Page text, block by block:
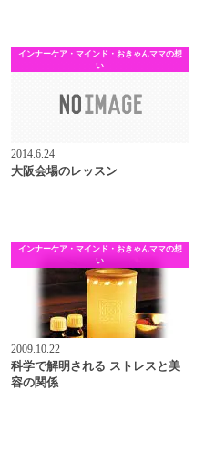
インナーケア・マインド・おきゃんママの想
い
2014.6.24
大阪会場のレッスン
インナーケア・マインド・おきゃんママの想
い
2009.10.22
科学で解明される ストレスと美
容の関係